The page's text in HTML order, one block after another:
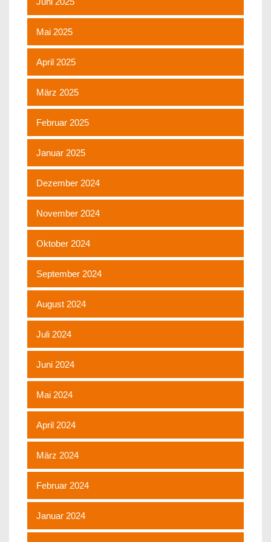
Mai 2025
April 2025
März 2025
Februar 2025
Januar 2025
Dezember 2024
November 2024
Oktober 2024
September 2024
August 2024
Juli 2024
Juni 2024
Mai 2024
April 2024
März 2024
Februar 2024
Januar 2024